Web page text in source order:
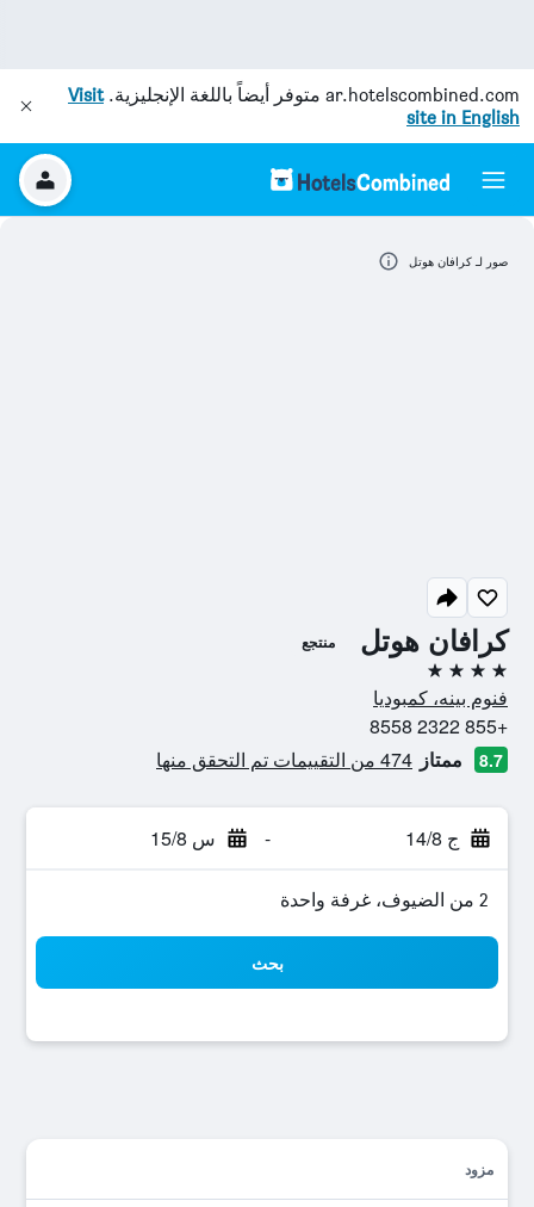
ar.hotelscombined.com متوفر أيضاً باللغة الإنجليزية.Visit
site in English
كرافان هوتل منتجع
4 نجوم
فنوم بينه، كمبوديا
+855 2322 8558
8.7 ممتاز 474 من التقييمات تم التحقق منها
ج 14/8 - س 15/8
2 من الضيوف، غرفة واحدة
بحث
مزود
صور لـ كرافان هوتل